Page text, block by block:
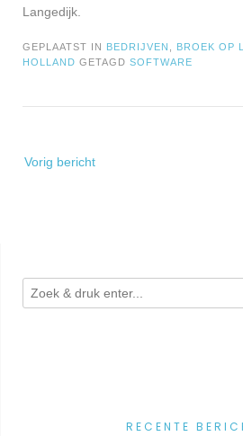
Langedijk.
GEPLAATST IN BEDRIJVEN BROEK OP
HOLLAND GETAGD SOFTWARE
navigatie
Vorig bericht
RECENTE